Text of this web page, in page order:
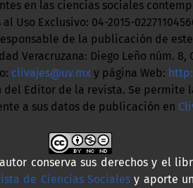
en las ciencias sociales
Exclusivo: 04-2015-
de la publicación de este
Diego Leño núm. 8,
clivajes@uv.mx y página Web:
Editor de la revista. Se
a sus datos de publicación en
conserva sus derechos y el
de Ciencias Sociales y aporte